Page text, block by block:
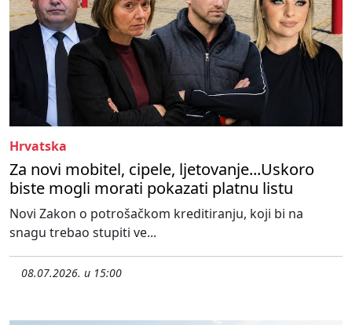
Hrvatska
Za novi mobitel, cipele, ljetovanje...Uskoro
biste mogli morati pokazati platnu listu
Novi Zakon o potrošačkom kreditiranju, koji bi na
snagu trebao stupiti ve...
08.07.2026. u 15:00